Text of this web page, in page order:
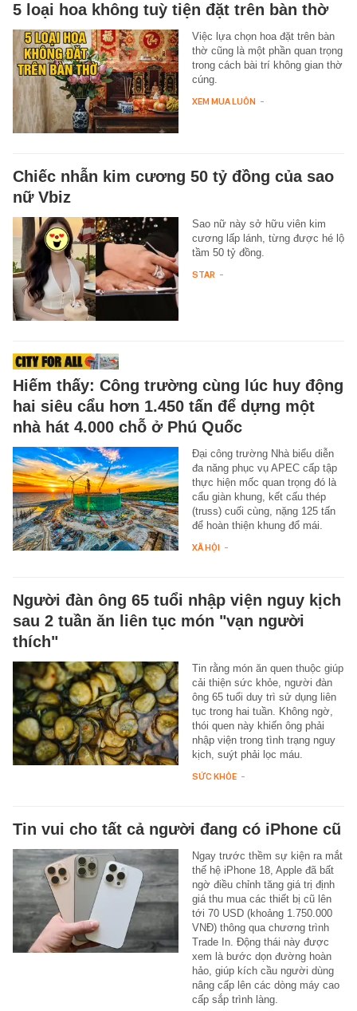
5 loại hoa không tuỳ tiện đặt trên bàn thờ
Việc lựa chọn hoa đặt trên bàn
thờ cũng là một phần quan trọng
trong cách bài trí không gian thờ
cúng.
XEM MUA LUÔN -
Chiếc nhẫn kim cương 50 tỷ đồng của sao
nữ Vbiz
Sao nữ này sở hữu viên kim
cương lấp lánh, từng được hé lộ
tầm 50 tỷ đồng.
STAR -
Hiếm thấy: Công trường cùng lúc huy động
hai siêu cẩu hơn 1.450 tấn để dựng một
nhà hát 4.000 chỗ ở Phú Quốc
Đại công trường Nhà biểu diễn
đa năng phục vụ APEC cấp tập
thực hiện mốc quan trọng đó là
cẩu giàn khung, kết cấu thép
(truss) cuối cùng, nặng 125 tấn
để hoàn thiện khung đổ mái.
XÃ HỘI -
Người đàn ông 65 tuổi nhập viện nguy kịch
sau 2 tuần ăn liên tục món "vạn người
thích"
Tin rằng món ăn quen thuộc giúp
cải thiện sức khỏe, người đàn
ông 65 tuổi duy trì sử dụng liên
tục trong hai tuần. Không ngờ,
thói quen này khiến ông phải
nhập viện trong tình trạng nguy
kịch, suýt phải lọc máu.
SỨC KHỎE -
Tin vui cho tất cả người đang có iPhone cũ
Ngay trước thềm sự kiện ra mắt
thế hệ iPhone 18, Apple đã bất
ngờ điều chỉnh tăng giá trị định
giá thu mua các thiết bị cũ lên
tới 70 USD (khoảng 1.750.000
VNĐ) thông qua chương trình
Trade In. Động thái này được
xem là bước dọn đường hoàn
hảo, giúp kích cầu người dùng
nâng cấp lên các dòng máy cao
cấp sắp trình làng.